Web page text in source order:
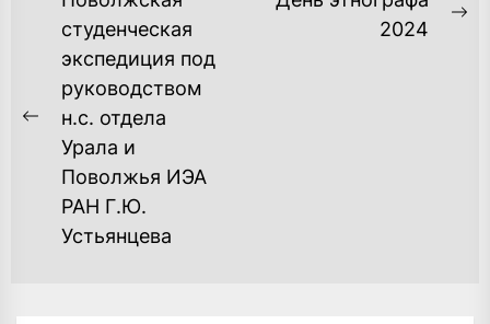
ЗАПИСЯМ
Previous
post:
студенческая
экспедиция под
руководством
н.с. отдела
Урала и
Поволжья ИЭА
РАН Г.Ю.
Устьянцева
2024